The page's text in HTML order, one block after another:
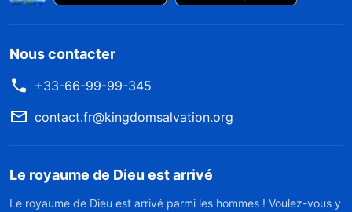
Nous contacter
+33-66-99-99-345
contact.fr@kingdomsalvation.org
Le royaume de Dieu est arrivé
Le royaume de Dieu est arrivé parmi les hommes ! Voulez-vous y